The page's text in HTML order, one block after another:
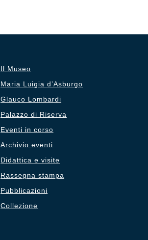
Il Museo
Maria Luigia d’Asburgo
Glauco Lombardi
Palazzo di Riserva
Eventi in corso
Archivio eventi
Didattica e visite
Rassegna stampa
Pubblicazioni
Collezione